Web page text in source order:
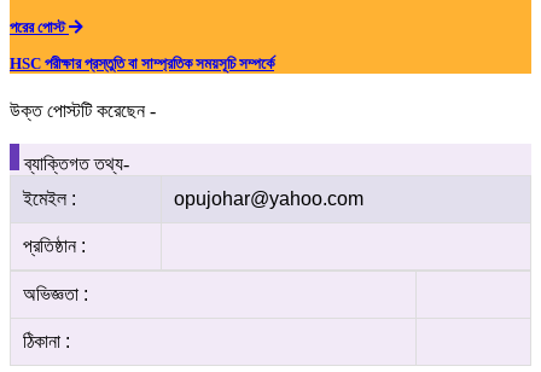
পরের পোস্ট
HSC পরীক্ষার প্রস্তুতি বা সাম্প্রতিক সময়সূচি সম্পর্কে
উক্ত পোস্টটি করেছেন -
ব্যাক্তিগত তথ্য-
ইমেইল :
opujohar@yahoo.com
প্রতিষ্ঠান :
অভিজ্ঞতা :
ঠিকানা :